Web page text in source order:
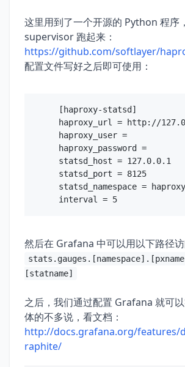
这里用到了一个开源的 Python 程序
supervisor 跑起来：
https://github.com/softlayer/
配置文件写好之后即可使用：
[haproxy-statsd]
haproxy_url = http://
haproxy_user =
haproxy_password =
statsd_host = 127.0.0.1
statsd_port = 8125
statsd_namespace =
然后在 Grafana 中可以用以下路径访
[statname]
之后，我们通过配置 Grafana 就可
体的不多说，看文档：
http://docs.grafana.org/features/
raphite/